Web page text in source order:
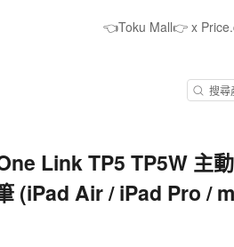
👈Toku Mall👉 x
Link TP5 TP5W 主
(iPad Air / iPad Pro /